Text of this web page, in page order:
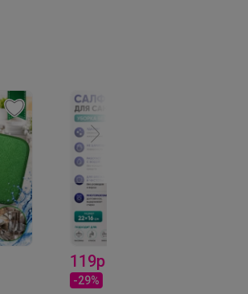
119р
-29%